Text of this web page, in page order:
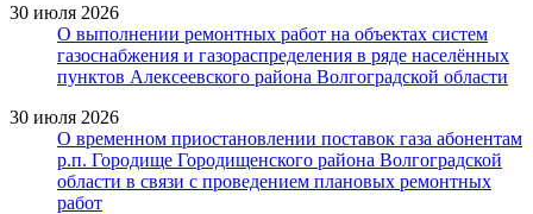
30 июля 2026
О выполнении ремонтных работ на объектах систем
газоснабжения и газораспределения в ряде населённых
пунктов Алексеевского района Волгоградской области
30 июля 2026
О временном приостановлении поставок газа абонентам
р.п. Городище Городищенского района Волгоградской
области в связи с проведением плановых ремонтных
работ